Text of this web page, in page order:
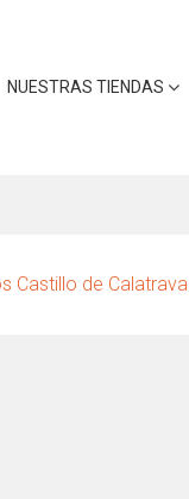
NUESTRAS TIENDAS
Castillo de Calatrava